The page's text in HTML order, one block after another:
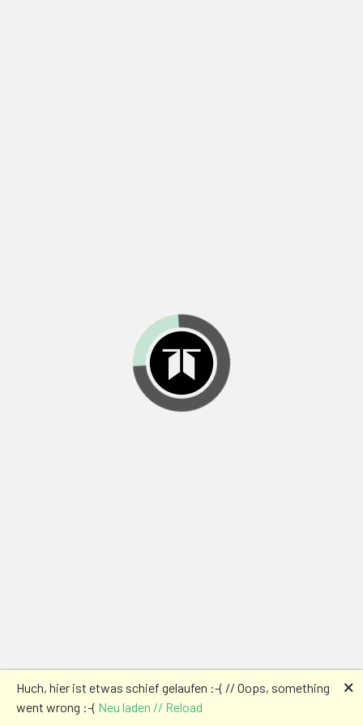
Huch, hier ist etwas schief gelaufen :-( // Oops, something
went wrong :-( Neu laden // Reload
🗙